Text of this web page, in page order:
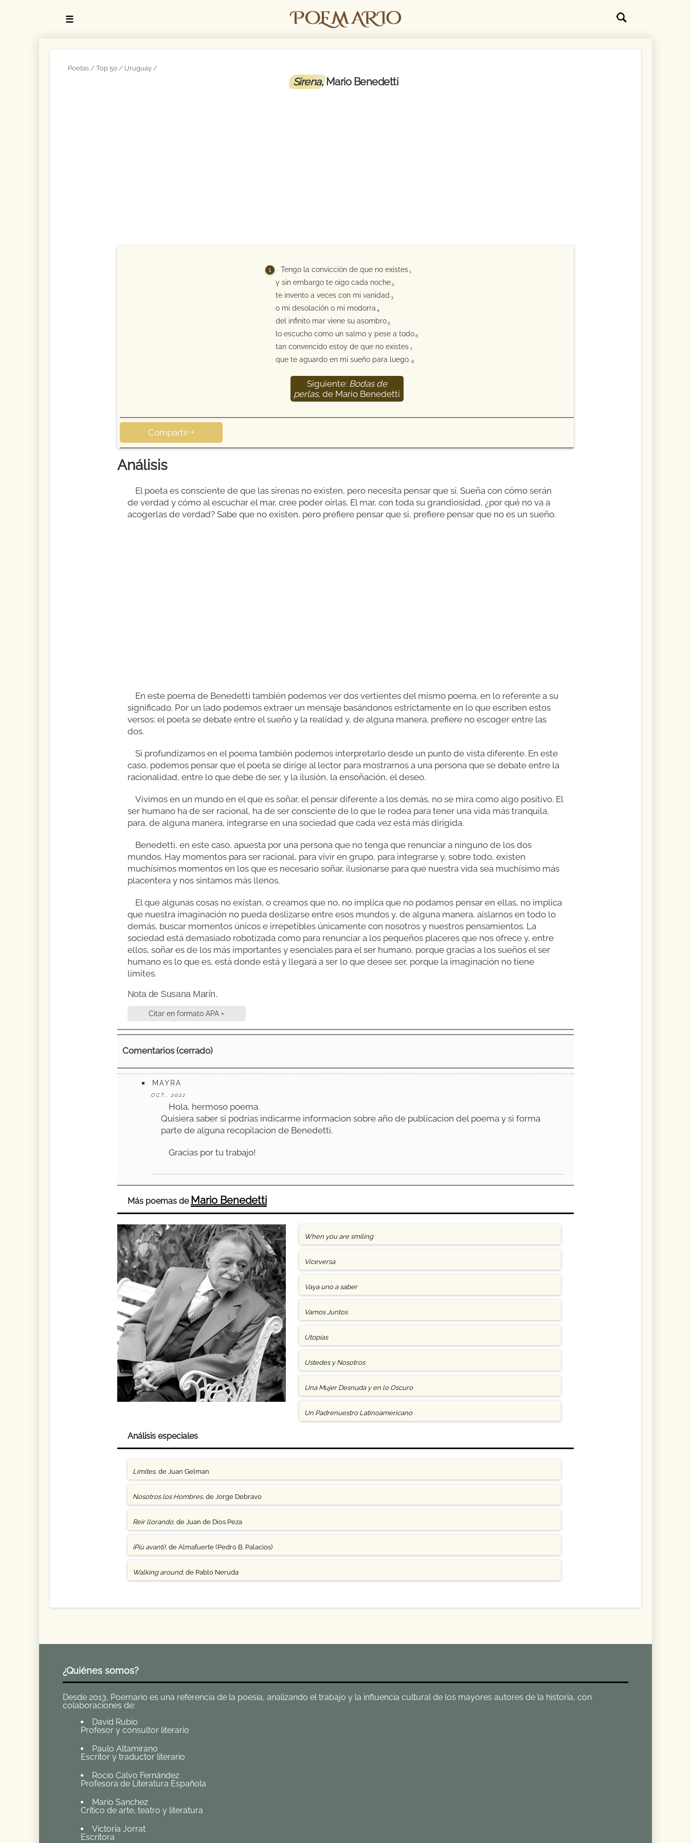
☰
Poetas Top 50 Uruguay
Sirena, Mario Benedetti
Tengo la convicción de que no existes 1
y sin embargo te oigo cada noche 2
te invento a veces con mi vanidad 3
o mi desolación o mi modorra 4
del infinito mar viene su asombro 5
lo escucho como un salmo y pese a todo 6
tan convencido estoy de que no existes 7
que te aguardo en mi sueño para luego. 8
Siguiente: Bodas de
perlas, de Mario Benedetti
Compartir +
Análisis
El poeta es consciente de que las sirenas no existen, pero necesita pensar que sí. Sueña con cómo serán
de verdad y cómo al escuchar el mar, cree poder oírlas. El mar, con toda su grandiosidad, ¿por qué no va a
acogerlas de verdad? Sabe que no existen, pero prefiere pensar que si, prefiere pensar que no es un sueño.
En este poema de Benedetti también podemos ver dos vertientes del mismo poema, en lo referente a su
significado. Por un lado podemos extraer un mensaje basándonos estrictamente en lo que escriben estos
versos: el poeta se debate entre el sueño y la realidad y, de alguna manera, prefiere no escoger entre las
dos.
Si profundizamos en el poema también podemos interpretarlo desde un punto de vista diferente. En este
caso, podemos pensar que el poeta se dirige al lector para mostrarnos a una persona que se debate entre la
racionalidad, entre lo que debe de ser, y la ilusión, la ensoñación, el deseo.
Vivimos en un mundo en el que es soñar, el pensar diferente a los demás, no se mira como algo positivo. El
ser humano ha de ser racional, ha de ser consciente de lo que le rodea para tener una vida más tranquila,
para, de alguna manera, integrarse en una sociedad que cada vez está más dirigida.
Benedetti, en este caso, apuesta por una persona que no tenga que renunciar a ninguno de los dos
mundos. Hay momentos para ser racional, para vivir en grupo, para integrarse y, sobre todo, existen
muchísimos momentos en los que es necesario soñar, ilusionarse para que nuestra vida sea muchísimo más
placentera y nos sintamos más llenos.
El que algunas cosas no existan, o creamos que no, no implica que no podamos pensar en ellas, no implica
que nuestra imaginación no pueda deslizarse entre esos mundos y, de alguna manera, aislarnos en todo lo
demás, buscar momentos únicos e irrepetibles únicamente con nosotros y nuestros pensamientos. La
sociedad está demasiado robotizada como para renunciar a los pequeños placeres que nos ofrece y, entre
ellos, soñar es de los más importantes y esenciales para el ser humano, porque gracias a los sueños el ser
humano es lo que es, está donde está y llegará a ser lo que desee ser, porque la imaginación no tiene
límites.
Nota de Susana Marín.
Citar en formato APA +
Comentarios (cerrado)
MAYRA
OCT., 2022
Hola, hermoso poema.
Quisiera saber si podrías indicarme informacion sobre año de publicacion del poema y si forma
parte de alguna recopilacion de Benedetti.
Gracias por tu trabajo!
Más poemas de Mario Benedetti
When you are smiling
Viceversa
Vaya uno a saber
Vamos Juntos
Utopías
Ustedes y Nosotros
Una Mujer Desnuda y en lo Oscuro
Un Padrenuestro Latinoamericano
Análisis especiales
Límites, de Juan Gelman
Nosotros los Hombres, de Jorge Debravo
Reír llorando, de Juan de Dios Peza
¡Più avanti!, de Almafuerte (Pedro B. Palacios)
Walking around, de Pablo Neruda
¿Quiénes somos?
Desde 2013, Poemario es una referencia de la poesía, analizando el trabajo y la influencia cultural de los mayores autores de la historia, con
colaboraciones de:
David Rubio
Profesor y consultor literario
Paulo Altamirano
Escritor y traductor literario
Rocío Calvo Fernández
Profesora de Literatura Española
Mario Sanchez
Crítico de arte, teatro y literatura
Victoria Jorrat
Escritora